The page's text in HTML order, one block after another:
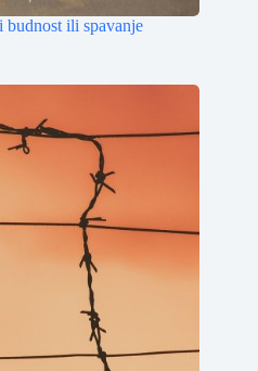
budnost ili spavanje